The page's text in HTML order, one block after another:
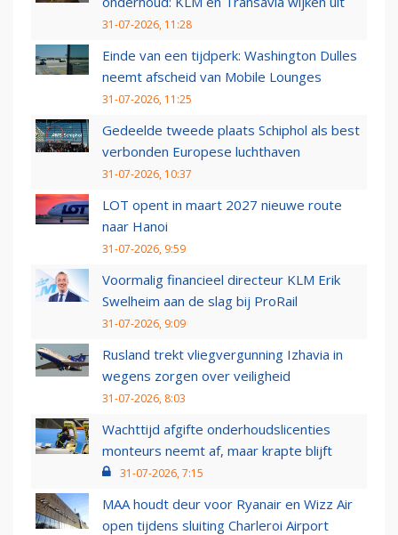
31-07-2026, 11:28
Einde van een tijdperk: Washington Dulles
neemt afscheid van Mobile Lounges
31-07-2026, 11:25
Gedeelde tweede plaats Schiphol als best
verbonden Europese luchthaven
31-07-2026, 10:37
LOT opent in maart 2027 nieuwe route
naar Hanoi
31-07-2026, 9:59
Voormalig financieel directeur KLM Erik
Swelheim aan de slag bij ProRail
31-07-2026, 9:09
Rusland trekt vliegvergunning Izhavia in
wegens zorgen over veiligheid
31-07-2026, 8:03
Wachttijd afgifte onderhoudslicenties
monteurs neemt af, maar krapte blijft
31-07-2026, 7:15
MAA houdt deur voor Ryanair en Wizz Air
open tijdens sluiting Charleroi Airport